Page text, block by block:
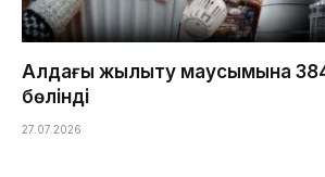
Алдағы жылыту маусымына 384
бөлінді
27.07.2026